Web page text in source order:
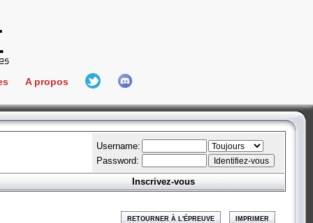
Connect
A propos
L'équipe
Hall Of Fame
Username:
Password:
Inscrivez-vous
RETOURNER À L'ÉPREUVE IMPRIMER